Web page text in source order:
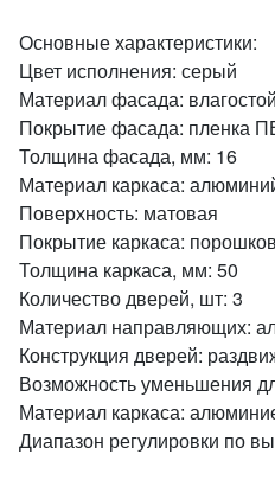
Основные характеристики:
Цвет исполнения: серый
Материал фасада:
Покрытие фасада: пленка
Толщина фасада, мм: 16
Материал каркаса:
Поверхность: матовая
Покрытие каркаса:
Толщина каркаса, мм: 50
Количество дверей, шт: 3
Материал направляющих:
Конструкция дверей:
Возможность уменьшения
Материал каркаса:
Диапазон регулировки по